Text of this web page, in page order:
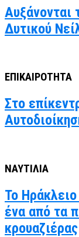
Αυξάνονται
Δυτικού
ΕΠΙΚΑΙΡΟΤΗΤΑ
Στο
ΝΑΥΤΙΛΙΑ
Το
ένα από τα
κρουαζιέρας